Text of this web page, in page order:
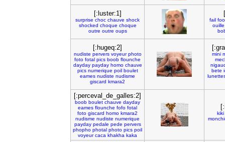
[:luster:1]
surprise choc chauve shock
shocked choque choque
outre outre oups
fail
ouille
[:hugeq:2]
nudiste pervers voyeur photo
foto fotal pics boob flounche
dayday payday homo chauve
pics numerique poil boulet
eames nudiste nudisme
giscard kmara2
mini
bete
[:perceval_de_galles:2]
boob boulet chauve dayday
eames flounche fofo fotal
foto giscard homo kmara2
nudisme nudiste numerique
payday pedale pede pervers
phopho photal photo pics poil
voyeur caca khakha kaka
kiki